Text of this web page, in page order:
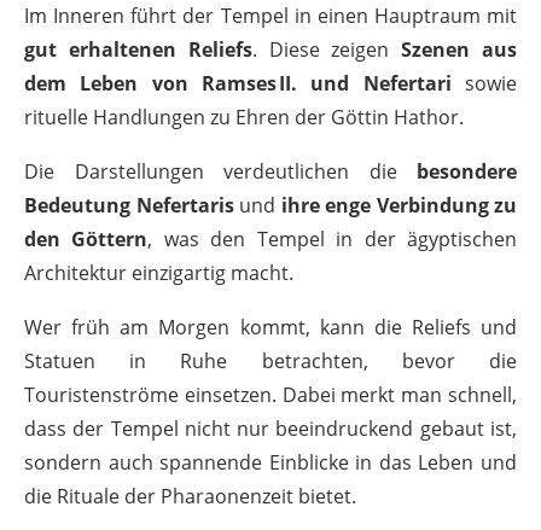
Im Inneren führt der Tempel in einen Hauptraum mit
gut erhaltenen Reliefs. Diese zeigenSzenen aus
dem Leben von Ramses II. und Nefertari sowie
rituelle Handlungen zu Ehren der Göttin Hathor.
Die Darstellungen verdeutlichen die besondere
Bedeutung Nefertarisund ihre enge Verbindung zu
den Göttern, was den Tempel in der ägyptischen
Architektur einzigartig macht.
Wer früh am Morgen kommt, kann die Reliefs und
Statuen in Ruhe betrachten, bevor die
Touristenströme einsetzen. Dabei merkt man schnell,
dass der Tempel nicht nur beeindruckend gebaut ist,
sondern auch spannende Einblicke in das Leben und
die Rituale der Pharaonenzeit bietet.